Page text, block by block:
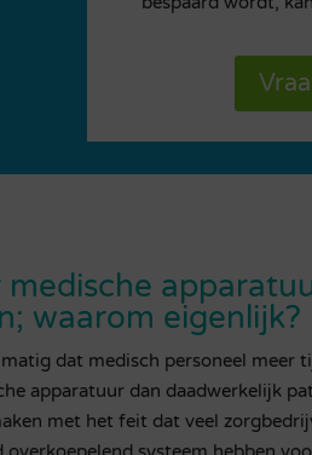
medische
waarom eigenlijk?
dat medisch personeel meer
apparatuur dan daadwerkelijk
met het feit dat veel